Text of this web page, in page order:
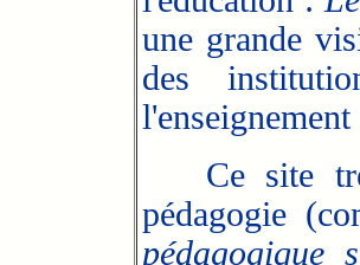
une grande
des
Ce site
pédagogie
pédagogique